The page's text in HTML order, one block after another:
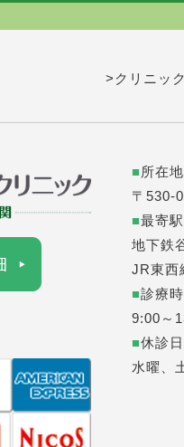
>クリニッ
■所在地
〒530-
■最寄駅
地下鉄
JR東西
■診療
9:00～
■休診日
水曜、